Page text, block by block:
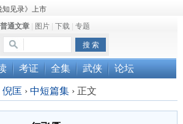
知见录》上市
动圆满结束
订版已上市
普通文章| 图片| 下载| 专题
考证 全集 武侠 论坛
倪匡 › 中短篇集 ›正文